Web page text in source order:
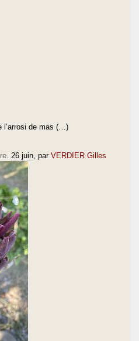
l’arrosi de mas (…)
26 juin , par VERDIER Gilles